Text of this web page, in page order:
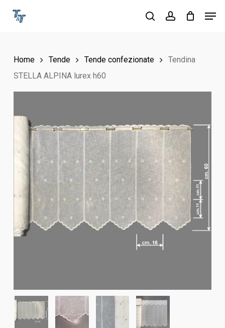
searchaccount
Home Tende Tende confezionate
Tendina
STELLA ALPINA lurex h60